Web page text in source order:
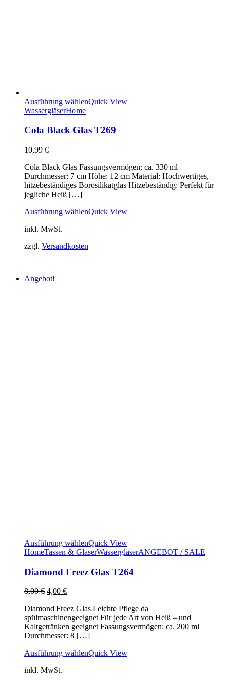
Ausführung wählenQuick View
WassergläserHome
Cola Black Glas T269
10,99 €
Cola Black Glas Fassungsvermögen: ca. 330 ml
Durchmesser: 7 cm Höhe: 12 cm Material: Hochwertiges,
hitzebeständiges Borosilikatglas Hitzebeständig: Perfekt für
jegliche Heiß […]
Ausführung wählenQuick View
inkl. MwSt.
zzgl. Versandkosten
Angebot!
Ausführung wählenQuick View
HomeTassen & GlaserWassergläserANGEBOT / SALE
Diamond Freez Glas T264
8,00€ Ursprünglicher
war:
8,00 €
4,00 €Aktueller
ist:
4,00 €.
Diamond Freez Glas Leichte Pflege da
spülmaschinengeeignet Für jede Art von Heiß – und
Kaltgetränken geeignet Fassungsvermögen: ca. 200 ml
Durchmesser: 8 […]
Ausführung wählenQuick View
inkl. MwSt.